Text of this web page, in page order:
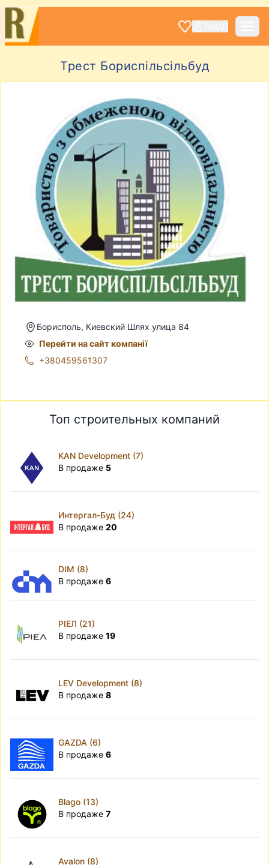
Трест Бориспільсільбуд
Борисполь, Киевский Шлях улица 84
Перейти на сайт компанії
+380459561307
Топ строительных компаний
KAN Development (7)
В продаже 5
Интергал-Буд (24)
В продаже 20
DIM (8)
В продаже 6
РІЕЛ (21)
В продаже 19
LEV Development (8)
В продаже 8
GAZDA (6)
В продаже 6
Blago (13)
В продаже 7
Avalon (8)